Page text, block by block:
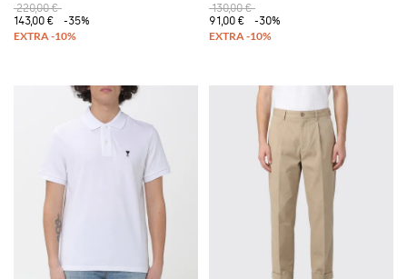
220,00 €
143,00 €
-35%
130,00 €
91,00 €
-30%